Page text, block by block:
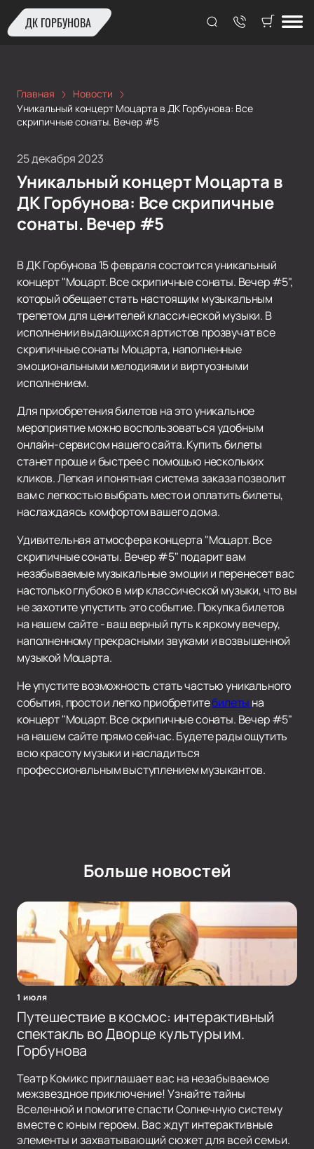
ДК ГОРБУНОВА
Главная
Новости
Уникальный концерт Моцарта в ДК Горбунова: Все
скрипичные сонаты. Вечер #5
25 декабря 2023
Уникальный концерт Моцарта в
ДК Горбунова: Все скрипичные
сонаты. Вечер #5
В ДК Горбунова 15 февраля состоится уникальный
концерт "Моцарт. Все скрипичные сонаты. Вечер #5",
который обещает стать настоящим музыкальным
трепетом для ценителей классической музыки. В
исполнении выдающихся артистов прозвучат все
скрипичные сонаты Моцарта, наполненные
эмоциональными мелодиями и виртуозными
исполнением.
Для приобретения билетов на это уникальное
мероприятие можно воспользоваться удобным
онлайн-сервисом нашего сайта. Купить билеты
станет проще и быстрее с помощью нескольких
кликов. Легкая и понятная система заказа позволит
вам с легкостью выбрать место и оплатить билеты,
наслаждаясь комфортом вашего дома.
Удивительная атмосфера концерта "Моцарт. Все
скрипичные сонаты. Вечер #5" подарит вам
незабываемые музыкальные эмоции и перенесет вас
настолько глубоко в мир классической музыки, что вы
не захотите упустить это событие. Покупка билетов
на нашем сайте - ваш верный путь к яркому вечеру,
наполненному прекрасными звуками и возвышенной
музыкой Моцарта.
Не упустите возможность стать частью уникального
события, просто и легко приобретитебилеты на
концерт "Моцарт. Все скрипичные сонаты. Вечер #5"
на нашем сайте прямо сейчас. Будете рады ощутить
всю красоту музыки и насладиться
профессиональным выступлением музыкантов.
Больше новостей
1 июля
Путешествие в космос: интерактивный
спектакль во Дворце культуры им.
Горбунова
Театр Комикс приглашает вас на незабываемое
межзвездное приключение! Узнайте тайны
Вселенной и помогите спасти Солнечную систему
вместе с юным героем. Вас ждут интерактивные
элементы и захватывающий сюжет для всей семьи.